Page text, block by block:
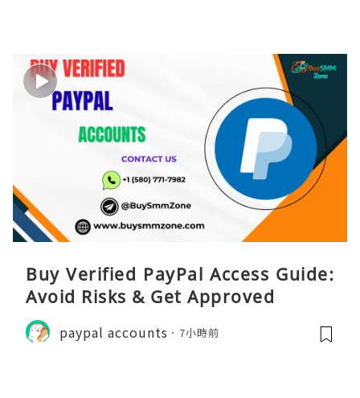
Buy Verified PayPal Access Guide:
Avoid Risks & Get Approved
paypal accounts 7小時前